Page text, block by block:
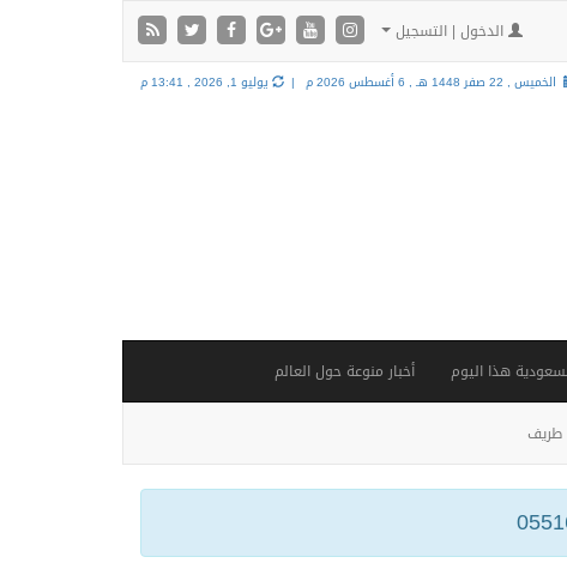
الدخول | التسجيل
الخميس , 22 صفر 1448 هـ , 6 أغسطس 2026 م | يوليو 1, 2026 , 13:41 م
هذا اليوم أخبار منوعة حول العالم
طريف